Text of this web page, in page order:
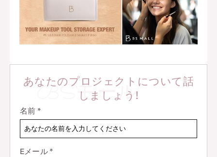
あなたのプロジェクトについて話
しましょう!
BSモール
名前 *
Eメール *